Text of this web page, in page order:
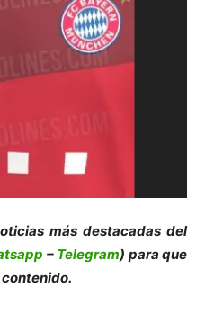
más destacadas del
– Telegram) para que